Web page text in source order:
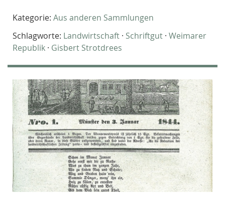
Kategorie: Aus anderen Sammlungen
Schlagworte: Landwirtschaft · Schriftgut · Weimarer
Republik · Gisbert Strotdrees